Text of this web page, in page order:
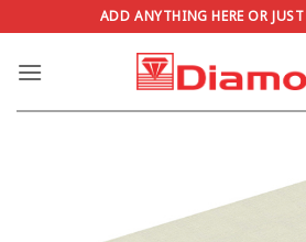
ไป
ADD ANYTHING HERE OR